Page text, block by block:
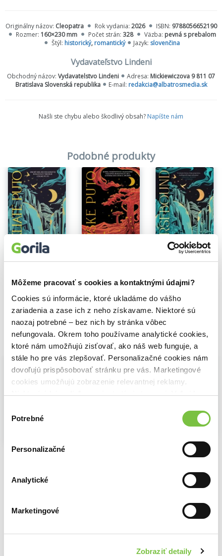
Môžeme pracovať s cookies a kontaktnými údajmi?
Cookies sú informácie, ktoré ukladáme do vášho
zariadenia a zase ich z neho získavame. Niektoré sú
naozaj potrebné – bez nich by stránka vôbec
nefungovala. Okrem toho používame analytické cookies,
ktoré nám umožňujú zisťovať, ako náš web funguje, a
stále ho pre vás zlepšovať. Personalizačné cookies nám
dovoľujú prispôsobovať stránku pre vás. Marketingové
cookies umožňujú zobrazenie relevantnej reklamy.
Niektoré údaje zdieľame aj s tretími stranami. Veľmi by
cookies.
súhlasu
Potrebné
Personalizačné
Analytické
Marketingové
Zobraziť detaily
Originálny názov: Cleopatra Rok vydania: 2026 ISBN: 9788056652190
Rozmer: 160×230 mm Počet strán: 328 Väzba: pevná s prebalom
Štýl: historický, romantický Jazyk: slovenčina
Vydavateľstvo Lindeni
Obchodný názov: Vydavatelstvo Lindeni Adresa: Mickiewiczova 9 811 07
Bratislava Slovenská republika
E-mail: redakcia@albatrosmedia.sk
Našli ste chybu alebo škodlivý obsah? Napíšte nám
Podobné produkty
Na sklade
Saara El-Arifi
15,10€
Saara El-Arifi
16,39€ 13,20€
Vybrané pre teba
Odysea
19,67€
Hry bohov
Abigail Owen
Viac z tejto kategórie